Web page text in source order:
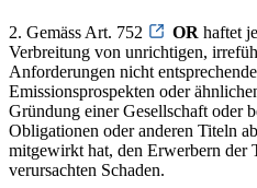
2. Gemäss Art. 752 OR haftet
Verbreitung von unrichtigen,
Anforderungen nicht
Emissionsprospekten oder
Gründung einer Gesellschaft oder
Obligationen oder anderen Titeln
mitgewirkt hat, den Erwerbern der
verursachten Schaden.